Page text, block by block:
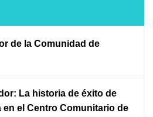
de la Comunidad de
La historia de éxito de
en el Centro Comunitario de